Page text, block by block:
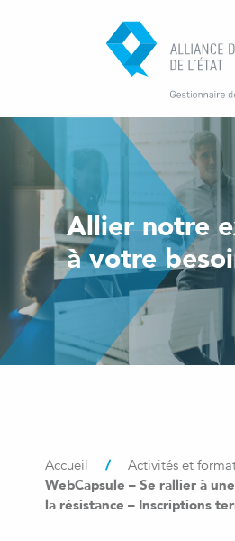
Allier notre
à votre
Accueil / Activités et
WebCapsule – Se rallier à
la résistance – Inscriptions